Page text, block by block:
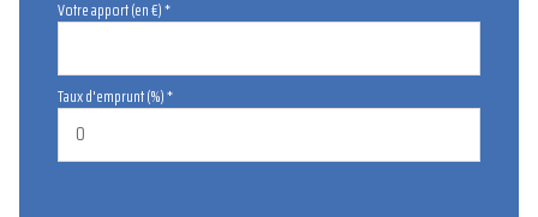
Votre apport (en €) *
Taux d'emprunt (%) *